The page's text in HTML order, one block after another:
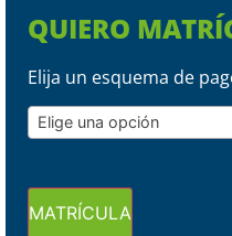
QUIERO
Elija un esquema de
Elige una opción
MATRÍCULA